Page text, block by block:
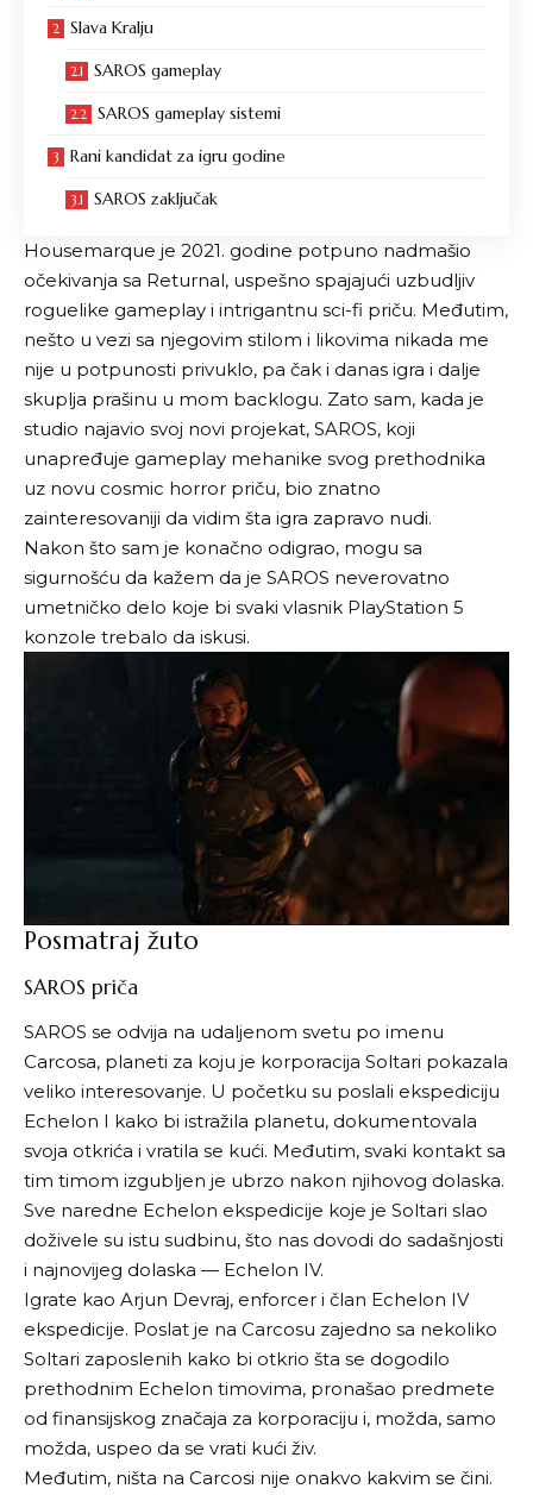
Slava Kralju
SAROS gameplay
SAROS gameplay sistemi
Rani kandidat za igru godine
SAROS zaključak
Housemarque je 2021. godine potpuno nadmašio
očekivanja sa Returnal, uspešno spajajući uzbudljiv
roguelike gameplay i intrigantnu sci-fi priču. Međutim,
nešto u vezi sa njegovim stilom i likovima nikada me
nije u potpunosti privuklo, pa čak i danas igra i dalje
skuplja prašinu u mom backlogu. Zato sam, kada je
studio najavio svoj novi projekat, SAROS, koji
unapređuje gameplay mehanike svog prethodnika
uz novu cosmic horror priču, bio znatno
zainteresovaniji da vidim šta igra zapravo nudi.
Nakon što sam je konačno odigrao, mogu sa
sigurnošću da kažem da je SAROS neverovatno
umetničko delo koje bi svaki vlasnik PlayStation 5
konzole trebalo da iskusi.
Posmatraj žuto
SAROS priča
SAROS se odvija na udaljenom svetu po imenu
Carcosa, planeti za koju je korporacija Soltari pokazala
veliko interesovanje. U početku su poslali ekspediciju
Echelon I kako bi istražila planetu, dokumentovala
svoja otkrića i vratila se kući. Međutim, svaki kontakt sa
tim timom izgubljen je ubrzo nakon njihovog dolaska.
Sve naredne Echelon ekspedicije koje je Soltari slao
doživele su istu sudbinu, što nas dovodi do sadašnjosti
i najnovijeg dolaska — Echelon IV.
Igrate kao Arjun Devraj, enforcer i član Echelon IV
ekspedicije. Poslat je na Carcosu zajedno sa nekoliko
Soltari zaposlenih kako bi otkrio šta se dogodilo
prethodnim Echelon timovima, pronašao predmete
od finansijskog značaja za korporaciju i, možda, samo
možda, uspeo da se vrati kući živ.
Međutim, ništa na Carcosi nije onakvo kakvim se čini.